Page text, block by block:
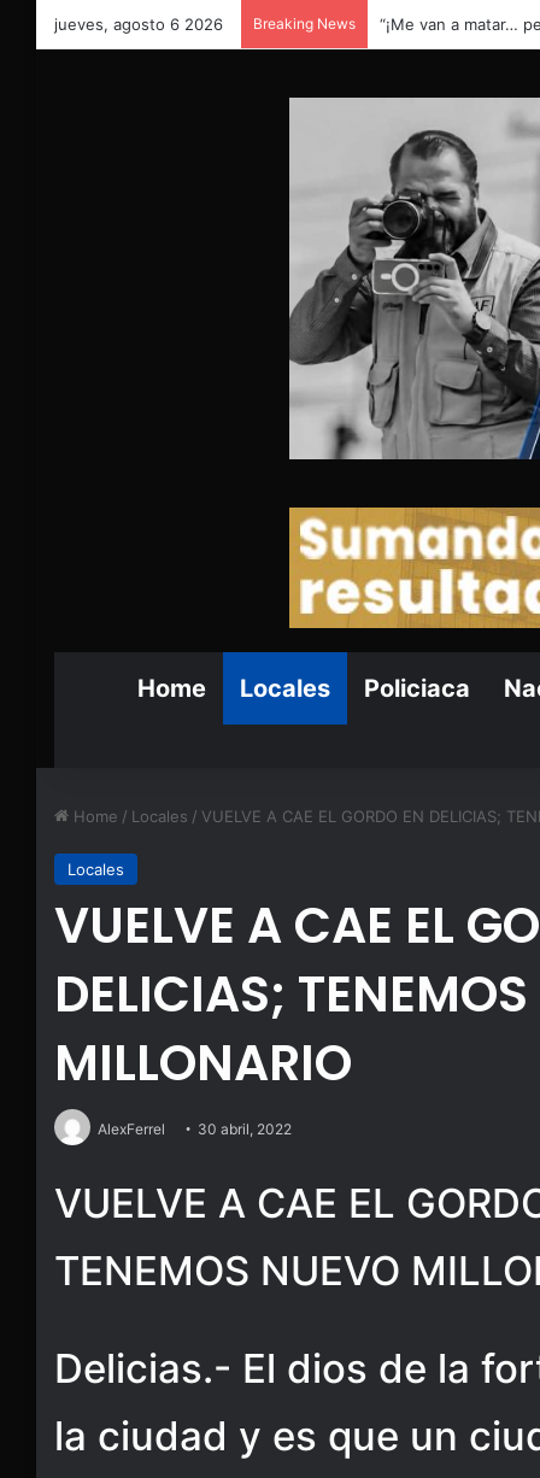
jueves, agosto 6 2026 Breaking News
Home Locales Policiaca
Home / Locales / VUELVE A CAE EL GORDO EN DELICIAS;
Locales
VUELVE A CAE EL
DELICIAS;
MILLONARIO
AlexFerrel 30 abril, 2022
VUELVE A CAE EL
TENEMOS NUEVO
Delicias.- El dios de la
la ciudad y es que un